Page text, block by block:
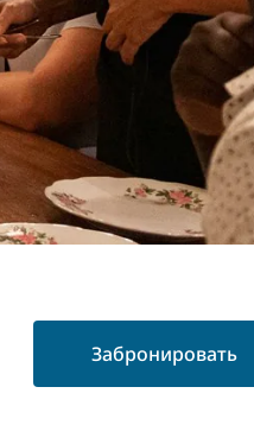
Забронировать